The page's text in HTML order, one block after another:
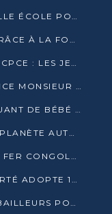
BE GREEN ACADEMY : UNE NOUVELLE ÉCOLE POUR LES MÉTIERS DE L’ÉCOLOGIE À POINTE-NOIRE
L’ÉCOLE PIERRE NZOKO RENAIT GRÂCE À LA FONDATION MUCODEC
JOURNÉE PORTES OUVERTES À L’ACPCE : LES JEUNES EN IMMERSION DANS L’ENTREPRISE
LETTRE OUVERTE A SON EXCELLENCE MONSIEUR DENIS SASSOU NGUESSO, PRESIDENT DE LAREPUBLIQUE DU CONGO
MADINGOU : UN PRÉSUMÉ TRAFIQUANT DE BÉBÉ CHIMPANZÉ FIXÉ SUR SON SORT LE 20 NOVEMBRE
À BELÉM, LE CONGO MOBILISE LA PLANÈTE AUTOUR DU FONDS BLEU POUR LE BASSIN DU CONGO
ULSAN HOLDING INVESTIT DANS LE FER CONGOLAIS
LE CONGRÈS MONDIAL DE LA LIBERTÉ ADOPTE 14 RÉSOLUTIONS HISTORIQUES
COP30 : LA BDEAC MOBILISE LES BAILLEURS POUR LE FONDS BLEU DU BASSIN DU CONGO